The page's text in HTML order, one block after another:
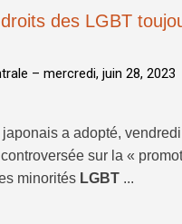
des LGBT
– mercredi, juin 28, 2023
japonais a adopté,
sur la «
minorités LGBT ...